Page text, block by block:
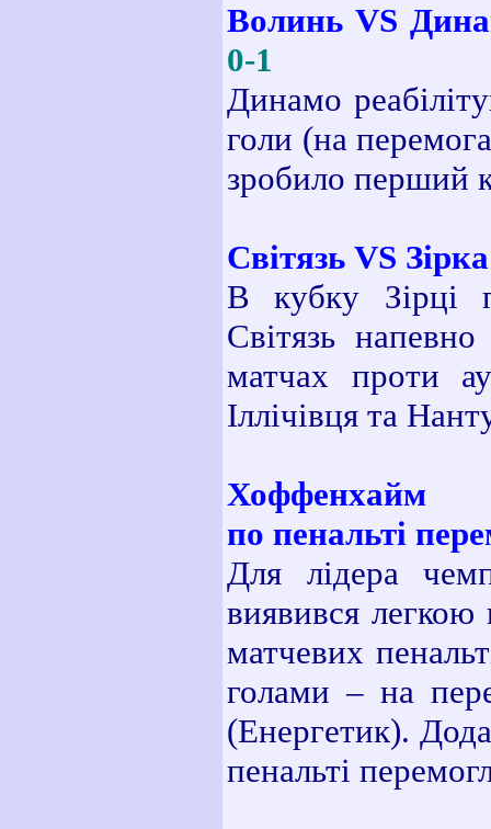
Волинь VS
0-1
Динамо
голи (на
зробило перший
Світязь VS
В кубку Зірці
Світязь
матчах проти
Іллічівця та
Хоффенхайм
по пенальті
Для лідера
виявився
матчевих
голами – на
(Енергетик).
пенальті